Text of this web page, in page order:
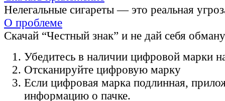
Нелегальные сигареты — это реальная
О проблеме
Скачай “Честный знак” и не дай себя
Убедитесь в наличии цифровой марки
Отсканируйте цифровую марку
Если цифровая марка подлинная,
информацию о пачке.